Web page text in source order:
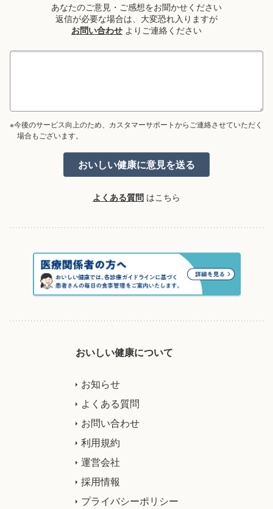
あなたのご意見・ご感想をお聞かせください
返信が必要な場合は、大変恐れ入りますが
お問い合わせ よりご連絡ください
※今後のサービス向上のため、カスタマーサポートからご連絡させていただく
場合もございます。
よくある質問 はこちら
おいしい健康について
お知らせ
よくある質問
お問い合わせ
利用規約
運営会社
採用情報
プライバシーポリシー